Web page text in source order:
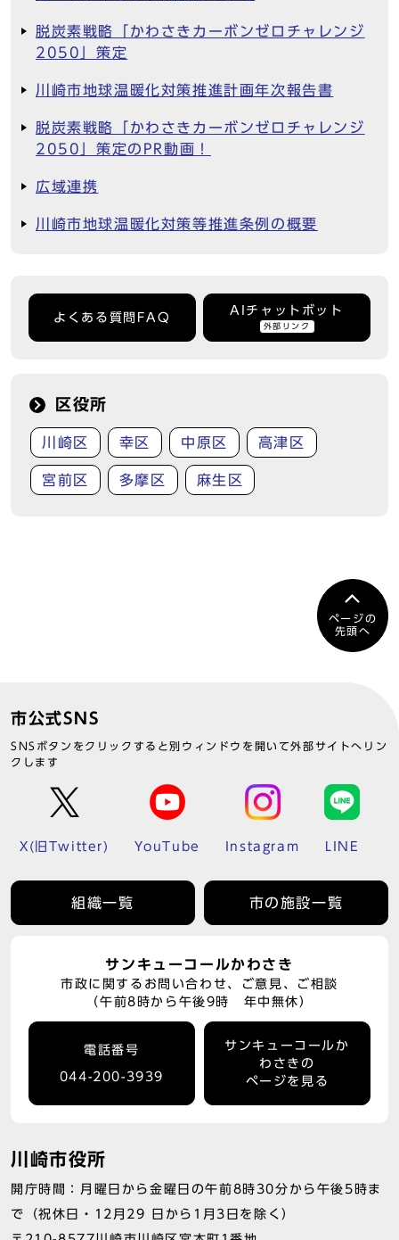
脱炭素戦略「かわさきカーボンゼロチャレンジ
2050」策定
川崎市地球温暖化対策推進計画年次報告書
脱炭素戦略「かわさきカーボンゼロチャレンジ
2050」策定のPR動画！
広域連携
川崎市地球温暖化対策等推進条例の概要
よくある質問FAQ
AIチャットボット
外部リンク
区役所
川崎区 幸区 中原区 高津区
宮前区 多摩区 麻生区
ページの
先頭へ
市公式SNS
SNSボタンをクリックすると別ウィンドウを開いて外部サイトへリン
クします
X(旧Twitter) YouTube Instagram LINE
組織一覧 市の施設一覧
サンキューコールかわさき
市政に関するお問い合わせ、ご意見、ご相談
（午前8時から午後9時 年中無休）
電話番号
044-200-3939
サンキューコールか
わさきの
ページを見る
川崎市役所
開庁時間：月曜日から金曜日の午前8時30分から午後5時ま
で（祝休日・12月29 日から1月3日を除く）